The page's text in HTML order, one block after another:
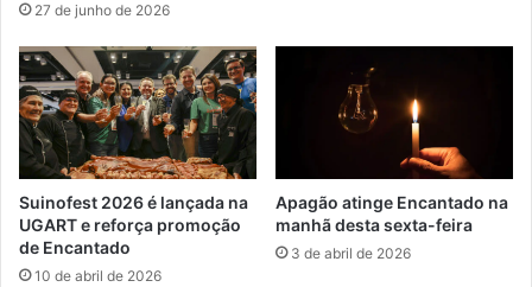
27 de junho de 2026
Suinofest 2026 é lançada na
UGART e reforça promoção
de Encantado
10 de abril de 2026
Apagão atinge Encantado na
manhã desta sexta-feira
3 de abril de 2026